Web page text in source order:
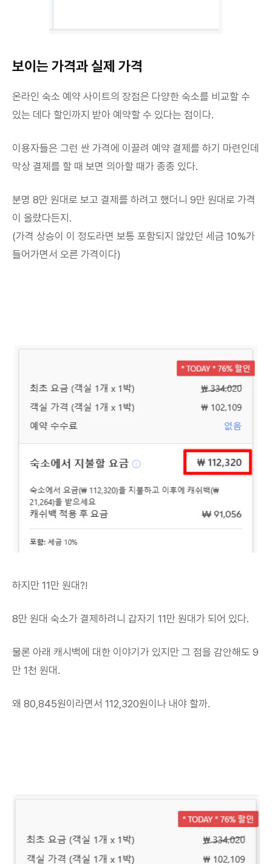
보이는 가격과 실제 가격
온라인 숙소 예약 사이트의 장점은 다양한 숙소를 비교할 수
있는 데다 할인까지 받아 예약할 수 있다는 점이다.
이용자들은 그런 싼 가격에 이끌려 예약 결제를 하기 마련인데
막상 결제를 할 때 보면 의아할 때가 종종 있다.
분명 8만 원대로 보고 결제를 하려고 했더니 9만 원대로 가격
이 올랐다든지.
(가격 상승이 이 정도라면 보통 포함되지 않았던 세금 10%가
들어가면서 오른 가격이다)
하지만 11만 원대?!
8만 원대 숙소가 결제하려니 갑자기 11만 원대가 되어 있다.
물론 아래 캐시백에 대한 이야기가 있지만 그 점을 감안해도 9
만 1천 원대.
왜 80,845원이라면서 112,320원이나 내야 할까.